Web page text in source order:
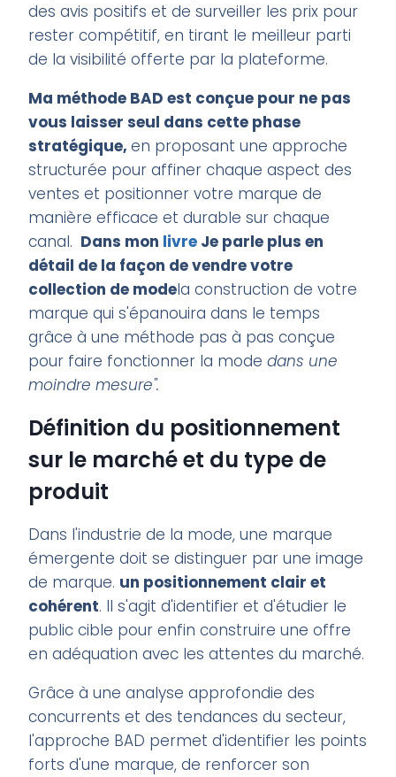
des avis positifs et de surveiller les prix pour
rester compétitif, en tirant le meilleur parti
de la visibilité offerte par la plateforme.
Ma méthode BAD est conçue pour ne pas
vous laisser seul dans cette phase
stratégique,en proposant une approche
structurée pour affiner chaque aspect des
ventes et positionner votre marque de
manière efficace et durable sur chaque
canal. Dans mon livre Je parle plus en
détail de la façon de vendre votre
collection de modela construction de votre
marque qui s'épanouira dans le temps
grâce à une méthode pas à pas conçue
pour faire fonctionner la modedans une
moindre mesure".
Définition du positionnement
sur le marché et du type de
produit
Dans l'industrie de la mode, une marque
émergente doit se distinguer par une image
de marque. un positionnement clair et
cohérent. Il s'agit d'identifier et d'étudier le
public cible pour enfin construire une offre
en adéquation avec les attentes du marché.
Grâce à une analyse approfondie des
concurrents et des tendances du secteur,
l'approche BAD permet d'identifier les points
forts d'une marque, de renforcer son